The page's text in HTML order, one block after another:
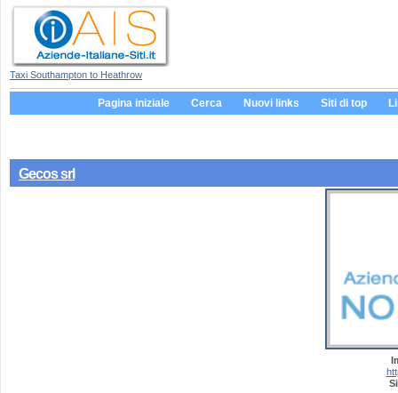
Taxi Southampton to Heathrow
Pagina iniziale Cerca Nuovi links Siti di top
Gecos srl